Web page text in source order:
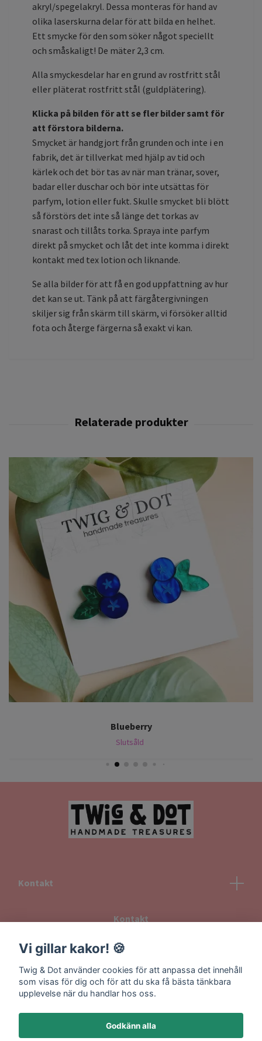
akryl/spegelakryl. Dessa monteras för hand av
olika laserskurna delar för att bilda en helhet.
Ett smycke för den som söker något speciellt
och småskaligt! De mäter 2,3 cm.
Alla smyckesdelar har en grund av rostfritt stål
eller pläterat rostfritt stål (guldplätering).
Klicka på bilden för att se fler bilder samt för
att förstora bilderna.
Smycket är handgjort från grunden och inte i en
fabrik, det är tillverkat med hjälp av tid och
kärlek och det bör tas av när man tränar, sover,
badar eller duschar och bör inte utsättas för
parfym, lotion eller fukt. Skulle smycket bli blött
så förstörs det inte så länge det torkas av
snarast och tillåts torka. Spraya inte parfym
direkt på smycket och låt det inte komma i direkt
kontakt med tex lotion och liknande.
Se alla bilder för att få en god uppfattning av hur
det kan se ut. Tänk på att färgåtergivningen
skiljer sig från skärm till skärm, vi försöker alltid
fota och återge färgerna så exakt vi kan.
Blueberry
Slutsåld
Kontakt
Kontakt
Returvillkor
Information om frakt
Vi gillar kakor! 🍪
Twig & Dot använder cookies för att anpassa det innehåll
som visas för dig och för att du ska få bästa tänkbara
upplevelse när du handlar hos oss.
Godkänn alla